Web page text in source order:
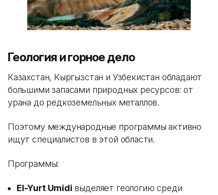
Геология и горное дело
Казахстан, Кыргызстан и Узбекистан обладают
большими запасами природных ресурсов: от
урана до редкоземельных металлов.
Поэтому международные программы активно
ищут специалистов в этой области.
Программы:
El-Yurt Umidi выделяет геологию среди